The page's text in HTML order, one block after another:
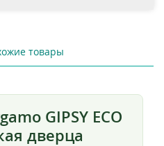
товары
GIPSY ECO
дверца